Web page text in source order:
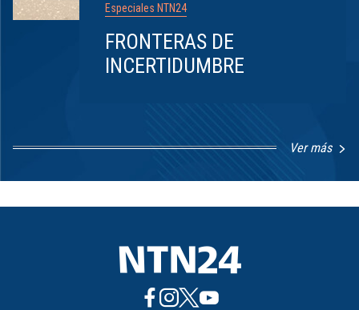
Especiales NTN24
FRONTERAS DE
INCERTIDUMBRE
Ver más
8